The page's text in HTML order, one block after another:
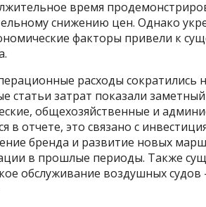
время
снижению цен. Однако
факторы привели к
расходы сократились
статьи затрат показали
общехозяйственные и
в отчете, это связано с
бренда и развитие новых
в прошлые периоды. Также
обслуживание воздушных